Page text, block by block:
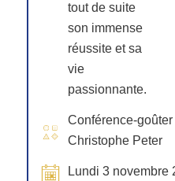
tout de suite
son immense
réussite et sa
vie
passionnante.
Conférence-
Christophe Peter
Lundi 3 novembre